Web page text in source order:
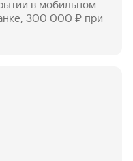
в мобильном
300 000 ₽ при